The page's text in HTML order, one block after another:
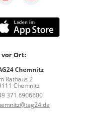
Ort:
Chemnitz
Rathaus 2
Chemnitz
371 6906600